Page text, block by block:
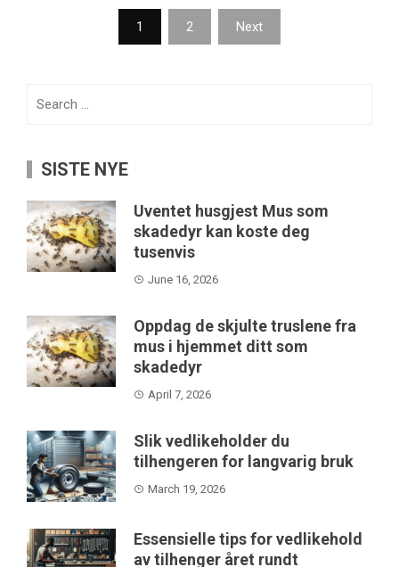
pagination
1 2 Next
SISTE NYE
Uventet husgjest Mus som
skadedyr kan koste deg
tusenvis
June 16, 2026
Oppdag de skjulte truslene fra
mus i hjemmet ditt som
skadedyr
April 7, 2026
Slik vedlikeholder du
tilhengeren for langvarig bruk
March 19, 2026
Essensielle tips for vedlikehold
av tilhenger året rundt